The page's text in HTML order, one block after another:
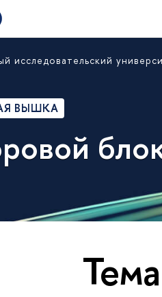
исследовательский
ВЫШКА